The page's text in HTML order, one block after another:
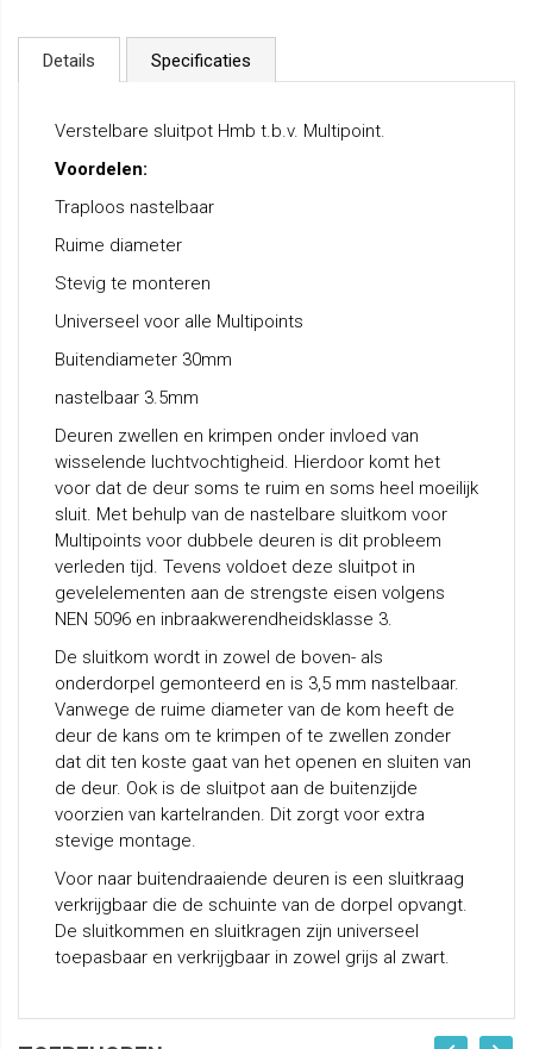
Details Specificaties
Verstelbare sluitpot Hmb t.b.v. Multipoint.
Voordelen:
Traploos nastelbaar
Ruime diameter
Stevig te monteren
Universeel voor alle Multipoints
Buitendiameter 30mm
nastelbaar 3.5mm
Deuren zwellen en krimpen onder invloed van
wisselende luchtvochtigheid. Hierdoor komt het
voor dat de deur soms te ruim en soms heel moeilijk
sluit. Met behulp van de nastelbare sluitkom voor
Multipoints voor dubbele deuren is dit probleem
verleden tijd. Tevens voldoet deze sluitpot in
gevelelementen aan de strengste eisen volgens
NEN 5096 en inbraakwerendheidsklasse 3.
De sluitkom wordt in zowel de boven- als
onderdorpel gemonteerd en is 3,5 mm nastelbaar.
Vanwege de ruime diameter van de kom heeft de
deur de kans om te krimpen of te zwellen zonder
dat dit ten koste gaat van het openen en sluiten van
de deur. Ook is de sluitpot aan de buitenzijde
voorzien van kartelranden. Dit zorgt voor extra
stevige montage.
Voor naar buitendraaiende deuren is een sluitkraag
verkrijgbaar die de schuinte van de dorpel opvangt.
De sluitkommen en sluitkragen zijn universeel
toepasbaar en verkrijgbaar in zowel grijs al zwart.